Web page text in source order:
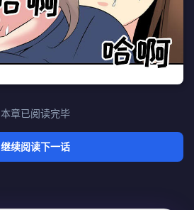
本章已阅读完毕
继续阅读下一话